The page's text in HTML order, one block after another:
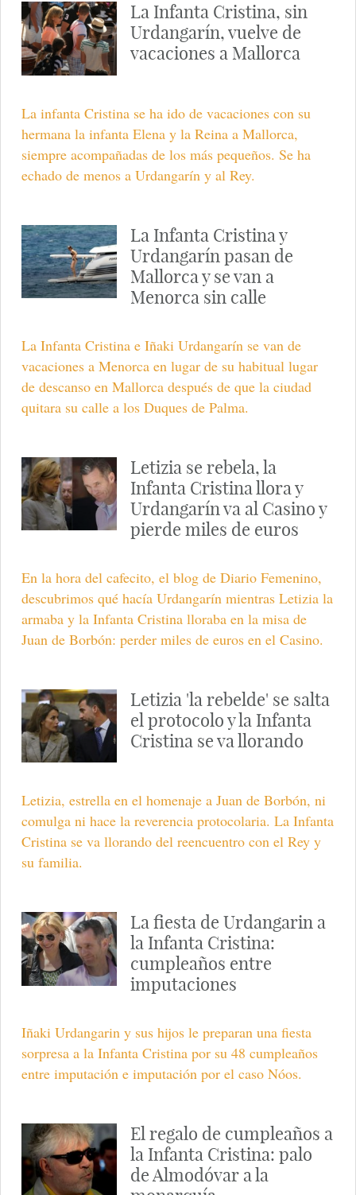
La Infanta Cristina, sin
Urdangarín, vuelve de
vacaciones a Mallorca
La infanta Cristina se ha ido de vacaciones con su
hermana la infanta Elena y la Reina a Mallorca,
siempre acompañadas de los más pequeños. Se ha
echado de menos a Urdangarín y al Rey.
La Infanta Cristina y
Urdangarín pasan de
Mallorca y se van a
Menorca sin calle
La Infanta Cristina e Iñaki Urdangarín se van de
vacaciones a Menorca en lugar de su habitual lugar
de descanso en Mallorca después de que la ciudad
quitara su calle a los Duques de Palma.
Letizia se rebela, la
Infanta Cristina llora y
Urdangarín va al Casino y
pierde miles de euros
En la hora del cafecito, el blog de Diario Femenino,
descubrimos qué hacía Urdangarín mientras Letizia la
armaba y la Infanta Cristina lloraba en la misa de
Juan de Borbón: perder miles de euros en el Casino.
Letizia 'la rebelde' se salta
el protocolo y la Infanta
Cristina se va llorando
Letizia, estrella en el homenaje a Juan de Borbón, ni
comulga ni hace la reverencia protocolaria. La Infanta
Cristina se va llorando del reencuentro con el Rey y
su familia.
La fiesta de Urdangarin a
la Infanta Cristina:
cumpleaños entre
imputaciones
Iñaki Urdangarin y sus hijos le preparan una fiesta
sorpresa a la Infanta Cristina por su 48 cumpleaños
entre imputación e imputación por el caso Nóos.
El regalo de cumpleaños a
la Infanta Cristina: palo
de Almodóvar a la